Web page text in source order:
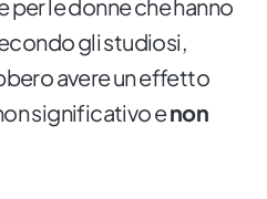
per le donne che hanno
gli studiosi,
avere un effetto
significativo enon